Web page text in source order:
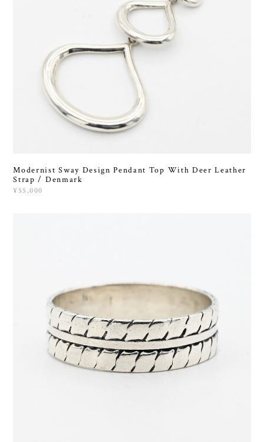
Modernist Sway Design Pendant Top With Deer Leather
Strap / Denmark
¥55,000